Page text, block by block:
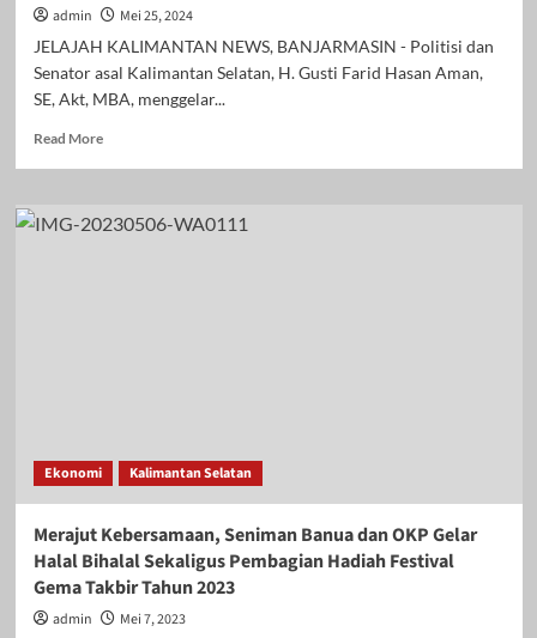
admin
Mei 25, 2024
JELAJAH KALIMANTAN NEWS, BANJARMASIN - Politisi dan
Senator asal Kalimantan Selatan, H. Gusti Farid Hasan Aman,
SE, Akt, MBA, menggelar...
Read MoreRead
Kebersamaan
dan
di
Rumah
Masa
Kecilnya
Ekonomi Kalimantan Selatan
Merajut Kebersamaan, Seniman Banua dan OKP Gelar
Halal Bihalal Sekaligus Pembagian Hadiah Festival
Gema Takbir Tahun 2023
admin
Mei 7, 2023